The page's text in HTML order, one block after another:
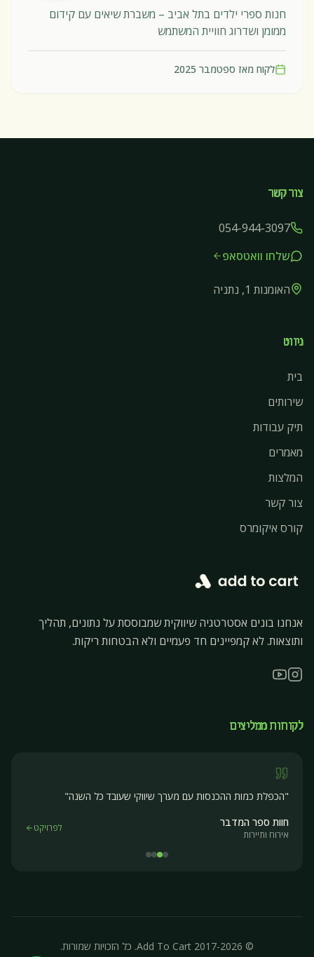
חנות ספרי ילדים בתל אביב – משברת שיאים עם קידום
ממומן ושדרוג חוויית המשתמש
לקוח מאז ספטמבר 2025
צור קשר
054-944-3097
שלחו וואטסאפ
האומנות 1, נתניה
ניווט
בית
שירותים
תיק עבודות
מאמרים
המלצות
צור קשר
קורס איקומרס
אנחנו בונים אסטרטגיה שיווקית שמבוססת על נתונים, תהליך
ותוצאות. לא קמפיינים חד פעמיים ולא הבטחות ריקות.
לקוחות ממליצים
"הכפלת כמות ההכנסות עם מערך שיווקי שעובד כל השנה"
חוות ספר המדבר
אירוח ותיירות
לפרויקט
© 2017-2026 Add To Cart. כל הזכויות שמורות.